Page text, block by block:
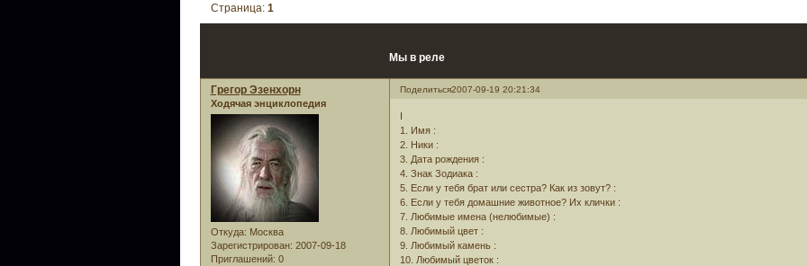
Мы в реле
Страница: 1
Поделиться2007-09-19 20:21:34
Грегор Эзенхорн
Ходячая энциклопедия
Откуда: Москва
Зарегистрирован: 2007-09-18
Приглашений: 0
I
1. Имя :
2. Ники :
3. Дата рождения :
4. Знак Зодиака :
5. Если у тебя брат или сестра? Как из зовут? :
6. Если у тебя домашние животное? Их клички :
7. Любимые имена (нелюбимые) :
8. Любимый цвет :
9. Любимый камень :
10. Любимый цветок :